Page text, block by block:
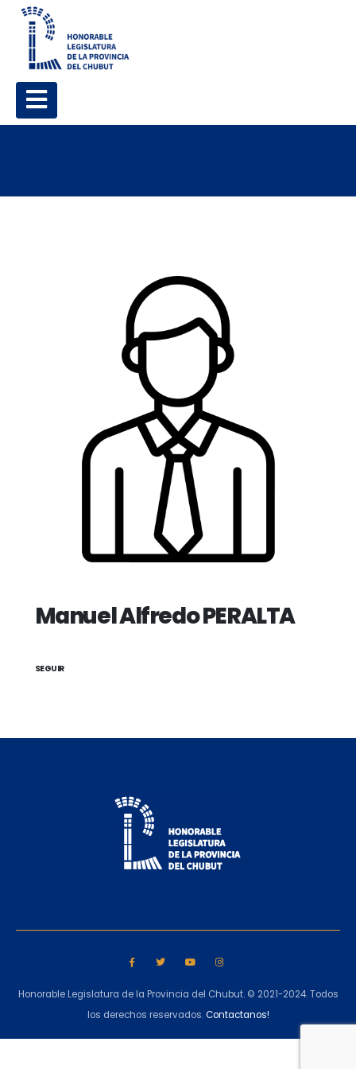
Manuel Alfredo PERALTA
SEGUIR
Honorable Legislatura de la Provincia del Chubut. © 2021-2024. Todos
los derechos reservados.Contactanos!